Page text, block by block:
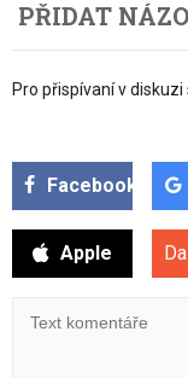
PŘIDAT
Pro přispívaní v
Facebook
Apple